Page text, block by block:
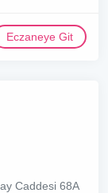
Eczaneye Git
Caddesi 68A